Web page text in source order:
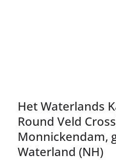
Het Waterlands
Round Veld
Monnickendam,
Waterland (NH)